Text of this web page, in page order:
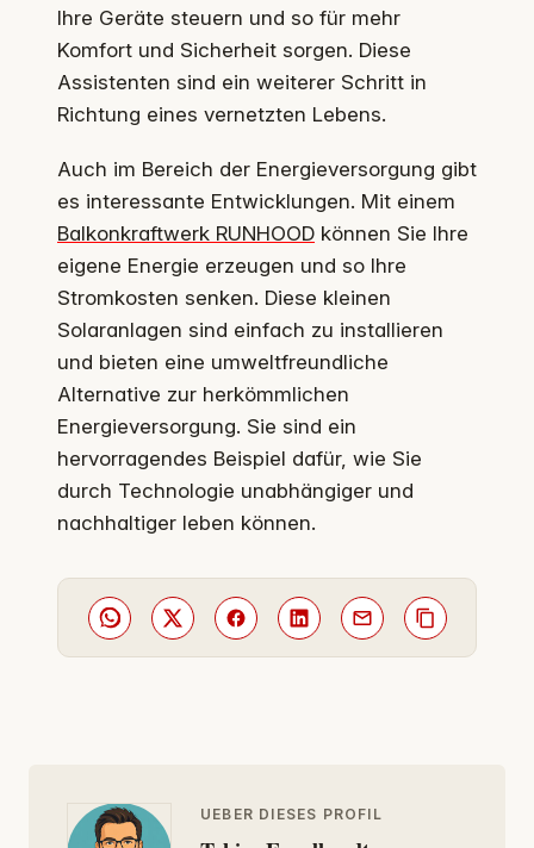
Ihre Geräte steuern und so für mehr
Komfort und Sicherheit sorgen. Diese
Assistenten sind ein weiterer Schritt in
Richtung eines vernetzten Lebens.
Auch im Bereich der Energieversorgung gibt
es interessante Entwicklungen. Mit einem
Balkonkraftwerk RUNHOOD können Sie Ihre
eigene Energie erzeugen und so Ihre
Stromkosten senken. Diese kleinen
Solaranlagen sind einfach zu installieren
und bieten eine umweltfreundliche
Alternative zur herkömmlichen
Energieversorgung. Sie sind ein
hervorragendes Beispiel dafür, wie Sie
durch Technologie unabhängiger und
nachhaltiger leben können.
UEBER DIESES PROFIL